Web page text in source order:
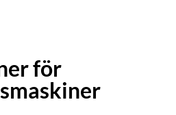
för